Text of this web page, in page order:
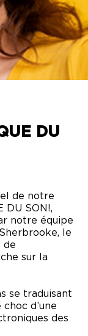
DU
de notre
DU SON!,
notre équipe
, le
de
sur la
se traduisant
d’une
des